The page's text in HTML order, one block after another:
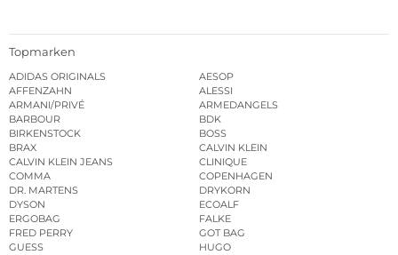
Topmarken
ADIDAS ORIGINALS
AESOP
AFFENZAHN
ALESSI
ARMANI/PRIVÉ
ARMEDANGELS
BARBOUR
BDK
BIRKENSTOCK
BOSS
BRAX
CALVIN KLEIN
CALVIN KLEIN JEANS
CLINIQUE
COMMA
COPENHAGEN
DR. MARTENS
DRYKORN
DYSON
ECOALF
ERGOBAG
FALKE
FRED PERRY
GOT BAG
GUESS
HUGO